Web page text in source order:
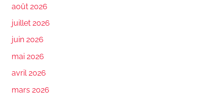
août 2026
juillet 2026
juin 2026
mai 2026
avril 2026
mars 2026